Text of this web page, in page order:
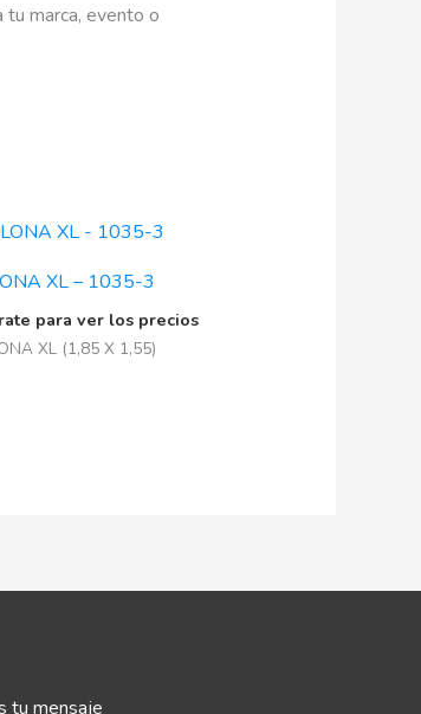
tu marca, evento o
XL – 1035-3
para ver los precios
XL (1,85 X 1,55)
tu mensaje